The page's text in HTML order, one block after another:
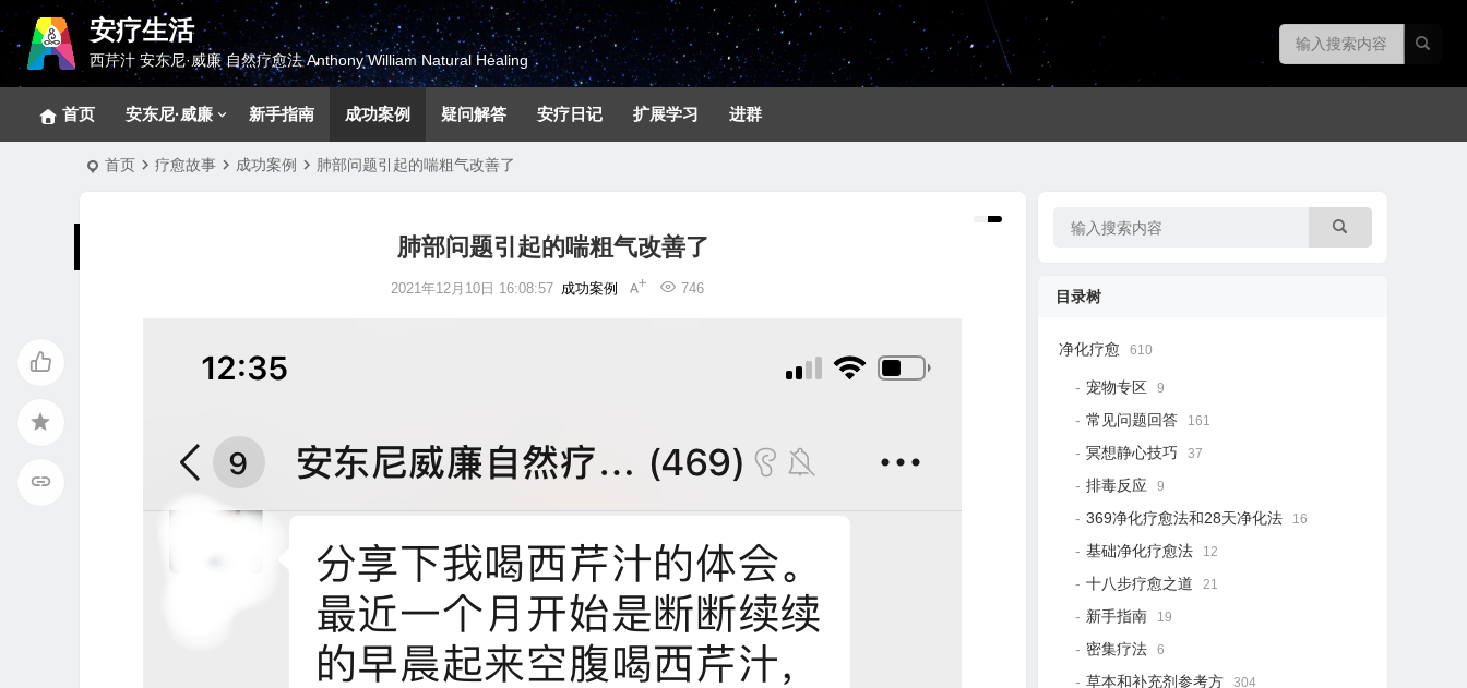
安疗生活
西芹汁 安东尼·威廉 自然疗愈法 Anthony William Natural Healing
首页 安东尼·威廉 新手指南 成功案例 疑问解答 安疗日记 扩展学习 进群
首页 疗愈故事 成功案例 肺部问题引起的喘粗气改善了
肺部问题引起的喘粗气改善了
2021年12月10日 16:08:57 成功案例 746 目录树
净化疗愈 610
宠物专区 9
常见问题回答 161
冥想静心技巧 37
排毒反应 9
369净化疗愈法和28天净化法 16
基础净化疗愈法 12
十八步疗愈之道 21
新手指南 19
密集疗法 6
草本和补充剂参考方 304